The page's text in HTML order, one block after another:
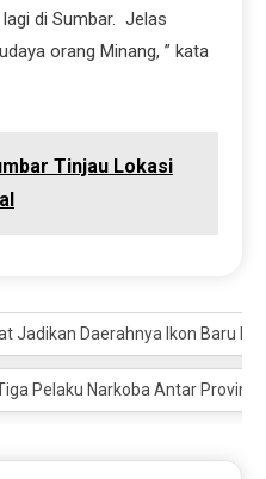
di Sumbar. Jelas
orang Minang, ” kata
Tinjau Lokasi
Jadikan Daerahnya Ikon Baru
Pelaku Narkoba Antar Provinsi